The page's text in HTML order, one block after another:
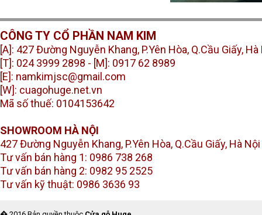
CÔNG TY CỔ PHẦN NAM KIM
[A]: 427 Đường Nguyễn Khang, P.Yên Hòa, Q.Cầu Giấy, Hà
[T]: 024 3999 2898 - [M]: 0917 62 8989
[E]: namkimjsc@gmail.com
[W]: cuagohuge.net.vn
Mã số thuế: 0104153642
SHOWROOM HÀ NỘI
427 Đường Nguyễn Khang, P.Yên Hòa, Q.Cầu Giấy, Hà Nội
Tư vấn bán hàng 1: 0986 738 268
Tư vấn bán hàng 2: 0982 95 2525
Tư vấn kỹ thuật: 0986 3636 93